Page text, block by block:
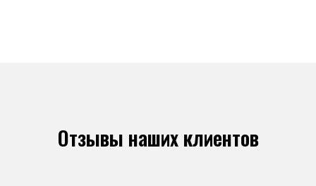
Отзывы наших клиентов